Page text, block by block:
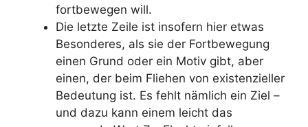
fortbewegen will.
Die letzte Zeile ist insofern hier etwas
Besonderes, als sie der Fortbewegung
einen Grund oder ein Motiv gibt, aber
einen, der beim Fliehen von existenzieller
Bedeutung ist. Es fehlt nämlich ein Ziel –
und dazu kann einem leicht das